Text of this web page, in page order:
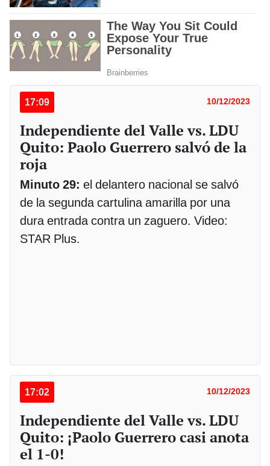
17:09 10/12/2023
Independiente del Valle vs. LDU
Quito: Paolo Guerrero salvó de la
roja
Minuto 29: el delantero nacional se salvó
de la segunda cartulina amarilla por una
dura entrada contra un zaguero. Video:
STAR Plus.
17:02 10/12/2023
Independiente del Valle vs. LDU
Quito: ¡Paolo Guerrero casi anota
el 1-0!